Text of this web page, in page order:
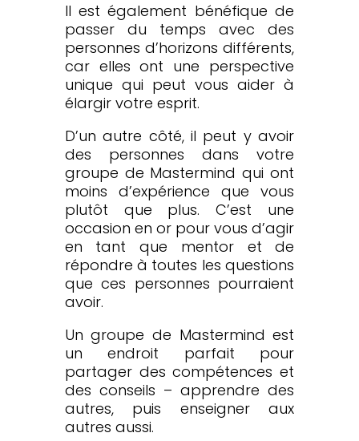
Il est également bénéfique de
passer du temps avec des
personnes d’horizons différents,
car elles ont une perspective
unique qui peut vous aider à
élargir votre esprit.
D’un autre côté, il peut y avoir
des personnes dans votre
groupe de Mastermind qui ont
moins d’expérience que vous
plutôt que plus. C’est une
occasion en or pour vous d’agir
en tant que mentor et de
répondre à toutes les questions
que ces personnes pourraient
avoir.
Un groupe de Mastermind est
un endroit parfait pour
partager des compétences et
des conseils – apprendre des
autres, puis enseigner aux
autres aussi.